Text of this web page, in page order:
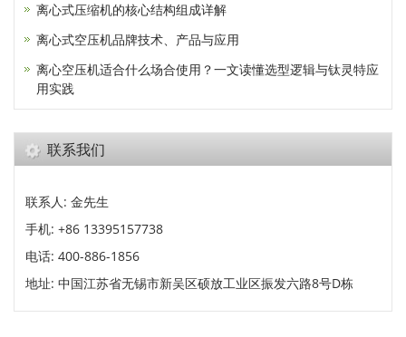
离心式压缩机的核心结构组成详解
离心式空压机品牌技术、产品与应用
离心空压机适合什么场合使用？一文读懂选型逻辑与钛灵特应
用实践
联系我们
联系人: 金先生
手机: +86 13395157738
电话: 400-886-1856
地址: 中国江苏省无锡市新吴区硕放工业区振发六路8号D栋